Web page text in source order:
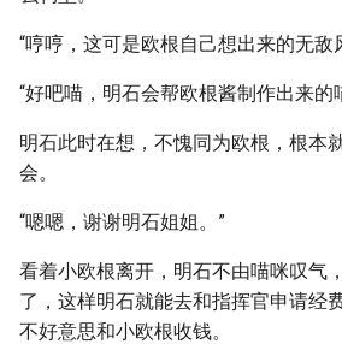
“哼哼，这可是欧根自己想出来的无敌
“好吧喵，明石会帮欧根酱制作出来的
明石此时在想，不愧同为欧根，根本
会。
“嗯嗯，谢谢明石姐姐。”
看着小欧根离开，明石不由喵咪叹气
了，这样明石就能去和指挥官申请经
不好意思和小欧根收钱。